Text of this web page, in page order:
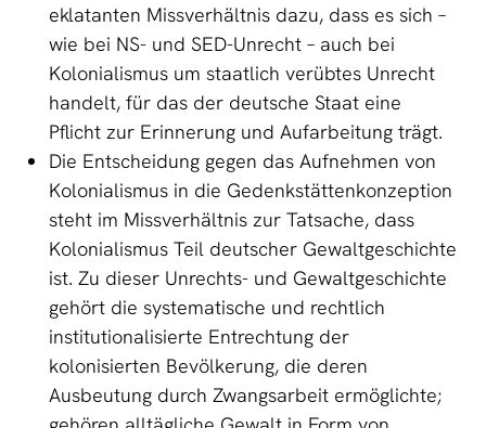
eklatanten Missverhältnis dazu, dass es sich –
wie bei NS- und SED-Unrecht – auch bei
Kolonialismus um staatlich verübtes Unrecht
handelt, für das der deutsche Staat eine
Pflicht zur Erinnerung und Aufarbeitung trägt.
Die Entscheidung gegen das Aufnehmen von
Kolonialismus in die Gedenkstättenkonzeption
steht im Missverhältnis zur Tatsache, dass
Kolonialismus Teil deutscher Gewaltgeschichte
ist. Zu dieser Unrechts- und Gewaltgeschichte
gehört die systematische und rechtlich
institutionalisierte Entrechtung der
kolonisierten Bevölkerung, die deren
Ausbeutung durch Zwangsarbeit ermöglichte;